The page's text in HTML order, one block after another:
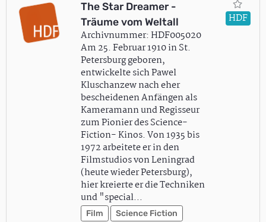
The Star Dreamer -
Träume vom Weltall
Archivnummer: HDF005020
Am 25. Februar 1910 in St.
Petersburg geboren,
entwickelte sich Pawel
Kluschanzew nach eher
bescheidenen Anfängen als
Kameramann und Regisseur
zum Pionier des Science-
Fiction- Kinos. Von 1935 bis
1972 arbeitete er in den
Filmstudios von Leningrad
(heute wieder Petersburg),
hier kreierte er die Techniken
und "special…
Film
Science Fiction
HDF